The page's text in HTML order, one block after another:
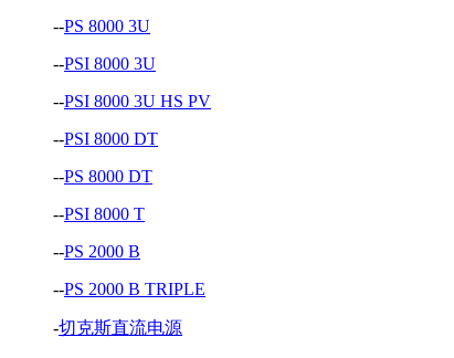
--PS 8000 3U
--PSI 8000 3U
--PSI 8000 3U HS PV
--PSI 8000 DT
--PS 8000 DT
--PSI 8000 T
--PS 2000 B
--PS 2000 B TRIPLE
-切克斯直流电源